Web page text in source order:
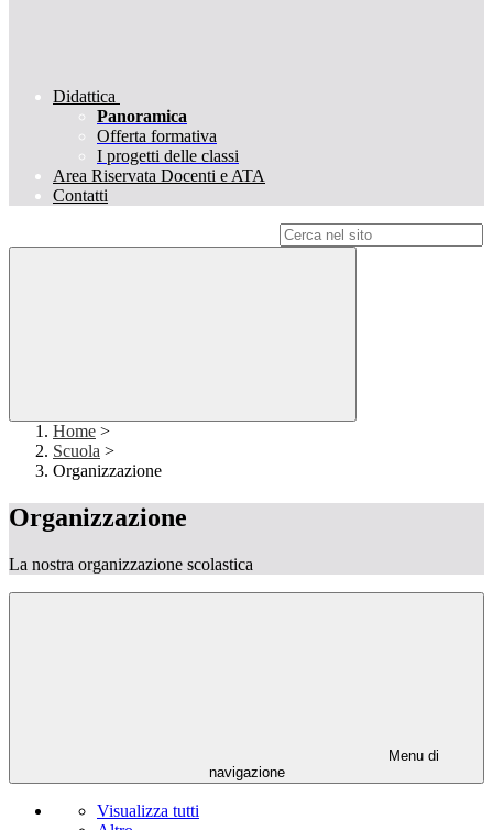
Didattica
Panoramica
Offerta formativa
I progetti delle classi
Area Riservata Docenti e ATA
Contatti
Home >
Scuola >
Organizzazione
Organizzazione
La nostra organizzazione scolastica
Menu di
navigazione
Visualizza tutti